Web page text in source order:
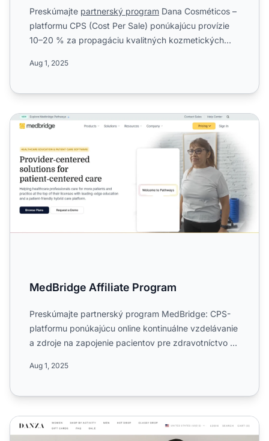
Preskúmajte partnerský program Dana Cosméticos –
platformu CPS (Cost Per Sale) ponúkajúcu provízie
10–20 % za propagáciu kvalitných kozmetických
Aug 1, 2025
MedBridge Affiliate Program
MedBridge Affiliate Program
Preskúmajte partnerský program MedBridge: CPS-
platformu ponúkajúcu online kontinuálne vzdelávanie
a zdroje na zapojenie pacientov pre zdravotníctvo a
Aug 1, 2025
Partnerský program Dadanza